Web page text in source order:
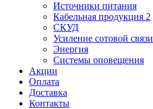
Источники питания
Кабельная продукция 2
СКУД
Усиление сотовой связи
Энергия
Системы оповещения
Акции
Оплата
Доставка
Контакты